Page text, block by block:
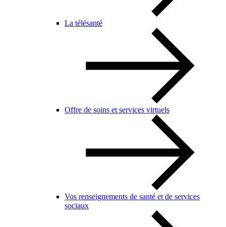
La télésanté
Offre de soins et services virtuels
Vos renseignements de santé et de services
sociaux